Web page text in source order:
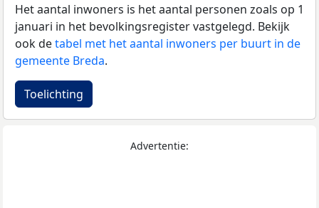
Het aantal inwoners is het aantal personen zoals op 1
januari in het bevolkingsregister vastgelegd. Bekijk
ook detabel met het aantal inwoners per buurt in de
gemeente Breda.
Toelichting
Advertentie: